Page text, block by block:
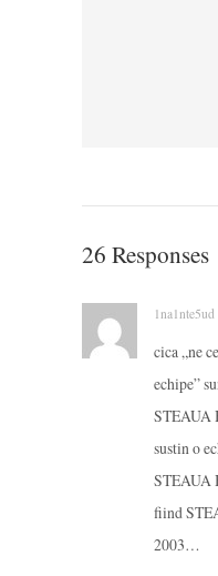
26 Responses
cica „ne
echipe”
STEAUA
sustin o
STEAUA
fiind
2003…